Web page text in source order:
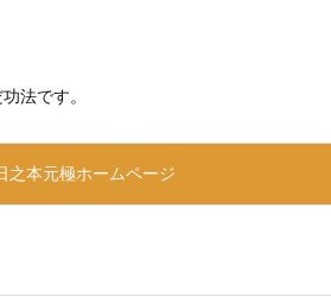
法です。
之本元極ホームページ